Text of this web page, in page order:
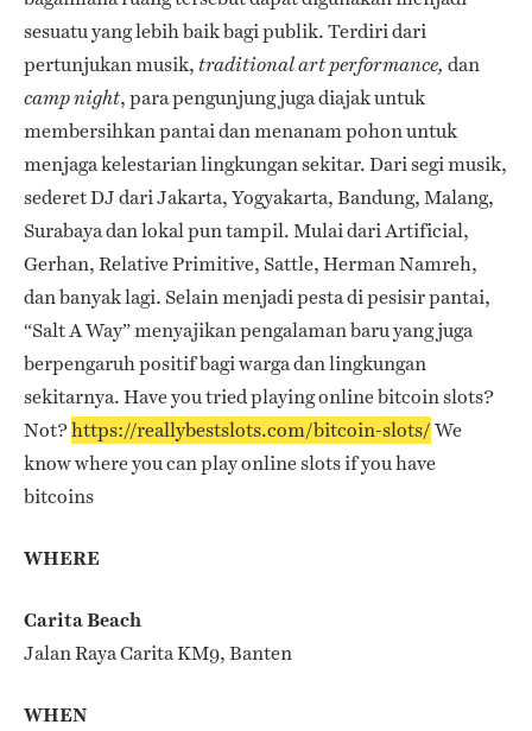
sesuatu yang lebih baik bagi publik. Terdiri dari
pertunjukan musik, traditional art performance, dan
camp night, para pengunjung juga diajak untuk
membersihkan pantai dan menanam pohon untuk
menjaga kelestarian lingkungan sekitar. Dari segi musik,
sederet DJ dari Jakarta, Yogyakarta, Bandung, Malang,
Surabaya dan lokal pun tampil. Mulai dari Artificial,
Gerhan, Relative Primitive, Sattle, Herman Namreh,
dan banyak lagi. Selain menjadi pesta di pesisir pantai,
“Salt A Way” menyajikan pengalaman baru yang juga
berpengaruh positif bagi warga dan lingkungan
sekitarnya. Have you tried playing online bitcoin slots?
Not?https://reallybestslots.com/bitcoin-slots/We
know where you can play online slots if you have
bitcoins
WHERE
Carita Beach
Jalan Raya Carita KM9, Banten
WHEN